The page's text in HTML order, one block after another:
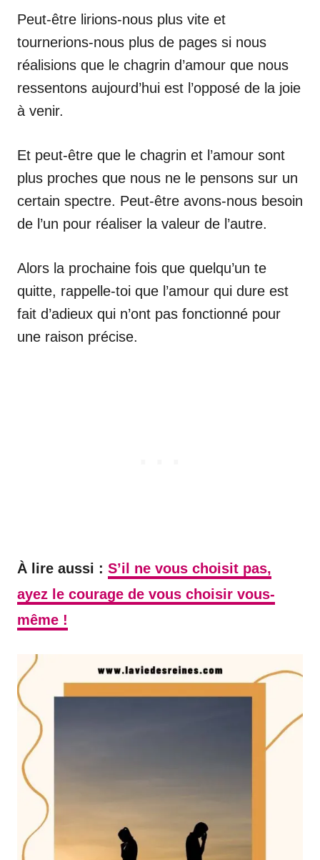
Peut-être lirions-nous plus vite et
tournerions-nous plus de pages si nous
réalisions que le chagrin d’amour que nous
ressentons aujourd’hui est l’opposé de la joie
à venir.
Et peut-être que le chagrin et l’amour sont
plus proches que nous ne le pensons sur un
certain spectre. Peut-être avons-nous besoin
de l’un pour réaliser la valeur de l’autre.
Alors la prochaine fois que quelqu’un te
quitte, rappelle-toi que l’amour qui dure est
fait d’adieux qui n’ont pas fonctionné pour
une raison précise.
À lire aussi : S’il ne vous choisit pas,
ayez le courage de vous choisir vous-
même !